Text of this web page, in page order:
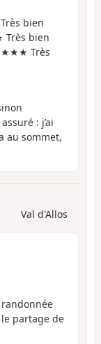
bien
bien
Très
: j’ai
au sommet,
Val d'Allos
partage de